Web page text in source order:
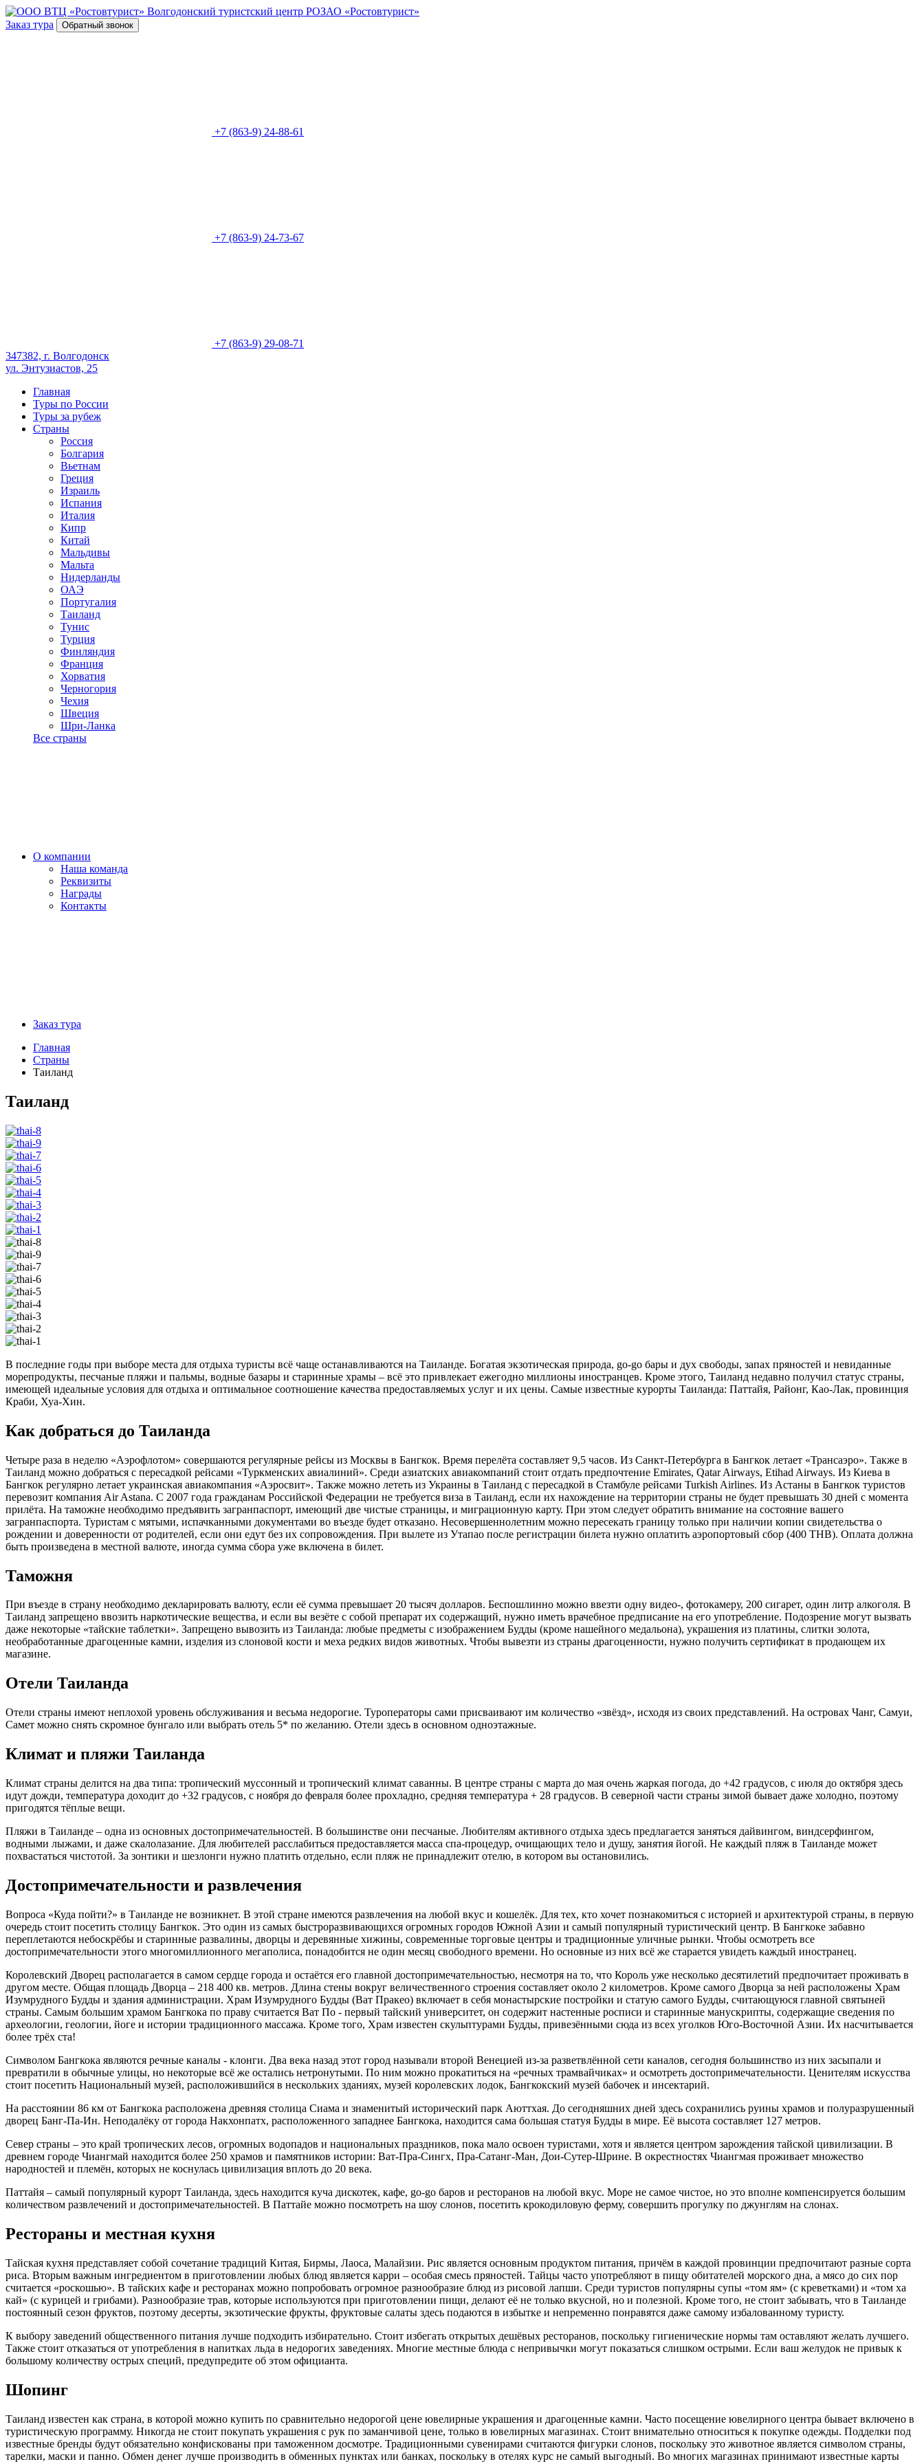
Волгодонский туристский центр РОЗАО «Ростовтурист»
Заказ тура
Обратный звонок
+7 (863-9) 24-88-61
+7 (863-9) 24-73-67
+7 (863-9) 29-08-71
347382, г. Волгодонск
ул. Энтузиастов, 25
Главная
Туры по России
Туры за рубеж
Страны
Россия
Болгария
Вьетнам
Греция
Израиль
Испания
Италия
Кипр
Китай
Мальдивы
Мальта
Нидерланды
ОАЭ
Португалия
Таиланд
Тунис
Турция
Финляндия
Франция
Хорватия
Черногория
Чехия
Швеция
Шри-Ланка
Все страны
О компании
Наша команда
Реквизиты
Награды
Контакты
Заказ тура
Главная
Страны
Таиланд
Таиланд
В последние годы при выборе места для отдыха туристы всё чаще останавливаются на Таиланде. Богатая экзотическая природа, go-go бары и дух свободы, запах пряностей и невиданные
морепродукты, песчаные пляжи и пальмы, водные базары и старинные храмы – всё это привлекает ежегодно миллионы иностранцев. Кроме этого, Таиланд недавно получил статус страны,
имеющей идеальные условия для отдыха и оптимальное соотношение качества предоставляемых услуг и их цены. Самые известные курорты Таиланда: Паттайя, Районг, Као-Лак, провинция
Краби, Хуа-Хин.
Как добраться до Таиланда
Четыре раза в неделю «Аэрофлотом» совершаются регулярные рейсы из Москвы в Бангкок. Время перелёта составляет 9,5 часов. Из Санкт-Петербурга в Бангкок летает «Трансаэро». Также в
Таиланд можно добраться с пересадкой рейсами «Туркменских авиалиний». Среди азиатских авиакомпаний стоит отдать предпочтение Emirates, Qatar Airways, Etihad Airways. Из Киева в
Бангкок регулярно летает украинская авиакомпания «Аэросвит». Также можно лететь из Украины в Таиланд с пересадкой в Стамбуле рейсами Turkish Airlines. Из Астаны в Бангкок туристов
перевозит компания Air Astana. С 2007 года гражданам Российской Федерации не требуется виза в Таиланд, если их нахождение на территории страны не будет превышать 30 дней с момента
прилёта. На таможне необходимо предъявить загранпаспорт, имеющий две чистые страницы, и миграционную карту. При этом следует обратить внимание на состояние вашего
загранпаспорта. Туристам с мятыми, испачканными документами во въезде будет отказано. Несовершеннолетним можно пересекать границу только при наличии копии свидетельства о
рождении и доверенности от родителей, если они едут без их сопровождения. При вылете из Утапао после регистрации билета нужно оплатить аэропортовый сбор (400 ТНВ). Оплата должна
быть произведена в местной валюте, иногда сумма сбора уже включена в билет.
Таможня
При въезде в страну необходимо декларировать валюту, если её сумма превышает 20 тысяч долларов. Беспошлинно можно ввезти одну видео-, фотокамеру, 200 сигарет, один литр алкоголя. В
Таиланд запрещено ввозить наркотические вещества, и если вы везёте с собой препарат их содержащий, нужно иметь врачебное предписание на его употребление. Подозрение могут вызвать
даже некоторые «тайские таблетки». Запрещено вывозить из Таиланда: любые предметы с изображением Будды (кроме нашейного медальона), украшения из платины, слитки золота,
необработанные драгоценные камни, изделия из слоновой кости и меха редких видов животных. Чтобы вывезти из страны драгоценности, нужно получить сертификат в продающем их
магазине.
Отели Таиланда
Отели страны имеют неплохой уровень обслуживания и весьма недорогие. Туроператоры сами присваивают им количество «звёзд», исходя из своих представлений. На островах Чанг, Самуи,
Самет можно снять скромное бунгало или выбрать отель 5* по желанию. Отели здесь в основном одноэтажные.
Климат и пляжи Таиланда
Климат страны делится на два типа: тропический муссонный и тропический климат саванны. В центре страны с марта до мая очень жаркая погода, до +42 градусов, с июля до октября здесь
идут дожди, температура доходит до +32 градусов, с ноября до февраля более прохладно, средняя температура + 28 градусов. В северной части страны зимой бывает даже холодно, поэтому
пригодятся тёплые вещи.
Пляжи в Таиланде – одна из основных достопримечательностей. В большинстве они песчаные. Любителям активного отдыха здесь предлагается заняться дайвингом, виндсерфингом,
водными лыжами, и даже скалолазание. Для любителей расслабиться предоставляется масса спа-процедур, очищающих тело и душу, занятия йогой. Не каждый пляж в Таиланде может
похвастаться чистотой. За зонтики и шезлонги нужно платить отдельно, если пляж не принадлежит отелю, в котором вы остановились.
Достопримечательности и развлечения
Вопроса «Куда пойти?» в Таиланде не возникнет. В этой стране имеются развлечения на любой вкус и кошелёк. Для тех, кто хочет познакомиться с историей и архитектурой страны, в первую
очередь стоит посетить столицу Бангкок. Это один из самых быстроразвивающихся огромных городов Южной Азии и самый популярный туристический центр. В Бангкоке забавно
переплетаются небоскрёбы и старинные развалины, дворцы и деревянные хижины, современные торговые центры и традиционные уличные рынки. Чтобы осмотреть все
достопримечательности этого многомиллионного мегаполиса, понадобится не один месяц свободного времени. Но основные из них всё же старается увидеть каждый иностранец.
Королевский Дворец располагается в самом сердце города и остаётся его главной достопримечательностью, несмотря на то, что Король уже несколько десятилетий предпочитает проживать в
другом месте. Общая площадь Дворца – 218 400 кв. метров. Длина стены вокруг величественного строения составляет около 2 километров. Кроме самого Дворца за ней расположены Храм
Изумрудного Будды и здания администрации. Храм Изумрудного Будды (Ват Пракео) включает в себя монастырские постройки и статую самого Будды, считающуюся главной святыней
страны. Самым большим храмом Бангкока по праву считается Ват По - первый тайский университет, он содержит настенные росписи и старинные манускрипты, содержащие сведения по
археологии, геологии, йоге и истории традиционного массажа. Кроме того, Храм известен скульптурами Будды, привезёнными сюда из всех уголков Юго-Восточной Азии. Их насчитывается
более трёх ста!
Символом Бангкока являются речные каналы - клонги. Два века назад этот город называли второй Венецией из-за разветвлённой сети каналов, сегодня большинство из них засыпали и
превратили в обычные улицы, но некоторые всё же остались нетронутыми. По ним можно прокатиться на «речных трамвайчиках» и осмотреть достопримечательности. Ценителям искусства
стоит посетить Национальный музей, расположившийся в нескольких зданиях, музей королевских лодок, Бангкокский музей бабочек и инсектарий.
На расстоянии 86 км от Бангкока расположена древняя столица Сиама и знаменитый исторический парк Аюттхая. До сегодняшних дней здесь сохранились руины храмов и полуразрушенный
дворец Банг-Па-Ин. Неподалёку от города Накхонпатх, расположенного западнее Бангкока, находится сама большая статуя Будды в мире. Её высота составляет 127 метров.
Север страны – это край тропических лесов, огромных водопадов и национальных праздников, пока мало освоен туристами, хотя и является центром зарождения тайской цивилизации. В
древнем городе Чиангмай находится более 250 храмов и памятников истории: Ват-Пра-Сингх, Пра-Сатанг-Ман, Дои-Сутер-Шрине. В окрестностях Чиангмая проживает множество
народностей и племён, которых не коснулась цивилизация вплоть до 20 века.
Паттайя – самый популярный курорт Таиланда, здесь находится куча дискотек, кафе, go-go баров и ресторанов на любой вкус. Море не самое чистое, но это вполне компенсируется большим
количеством развлечений и достопримечательностей. В Паттайе можно посмотреть на шоу слонов, посетить крокодиловую ферму, совершить прогулку по джунглям на слонах.
Рестораны и местная кухня
Тайская кухня представляет собой сочетание традиций Китая, Бирмы, Лаоса, Малайзии. Рис является основным продуктом питания, причём в каждой провинции предпочитают разные сорта
риса. Вторым важным ингредиентом в приготовлении любых блюд является карри – особая смесь пряностей. Тайцы часто употребляют в пищу обитателей морского дна, а мясо до сих пор
считается «роскошью». В тайских кафе и ресторанах можно попробовать огромное разнообразие блюд из рисовой лапши. Среди туристов популярны супы «том ям» (с креветками) и «том ха
кай» (с курицей и грибами). Разнообразие трав, которые используются при приготовлении пищи, делают её не только вкусной, но и полезной. Кроме того, не стоит забывать, что в Таиланде
постоянный сезон фруктов, поэтому десерты, экзотические фрукты, фруктовые салаты здесь подаются в избытке и непременно понравятся даже самому избалованному туристу.
К выбору заведений общественного питания лучше подходить избирательно. Стоит избегать открытых дешёвых ресторанов, поскольку гигиенические нормы там оставляют желать лучшего.
Также стоит отказаться от употребления в напитках льда в недорогих заведениях. Многие местные блюда с непривычки могут показаться слишком острыми. Если ваш желудок не привык к
большому количеству острых специй, предупредите об этом официанта.
Шопинг
Таиланд известен как страна, в которой можно купить по сравнительно недорогой цене ювелирные украшения и драгоценные камни. Часто посещение ювелирного центра бывает включено в
туристическую программу. Никогда не стоит покупать украшения с рук по заманчивой цене, только в ювелирных магазинах. Стоит внимательно относиться к покупке одежды. Подделки под
известные бренды будут обязательно конфискованы при таможенном досмотре. Традиционными сувенирами считаются фигурки слонов, поскольку это животное является символом страны,
тарелки, маски и панно. Обмен денег лучше производить в обменных пунктах или банках, поскольку в отелях курс не самый выгодный. Во многих магазинах принимают известные карты